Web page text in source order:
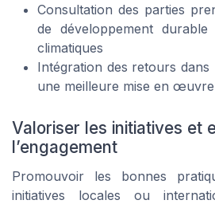
Consultation des parties
de développement
climatiques
Intégration des retours dans
une meilleure mise en
Valoriser les initiatives et
l’engagement
Promouvoir les bonnes
initiatives locales ou